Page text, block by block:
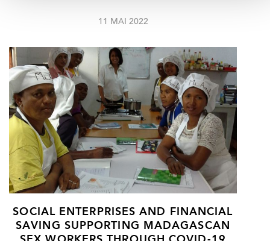
11 MAI 2022
SOCIAL ENTERPRISES AND FINANCIAL
SAVING SUPPORTING MADAGASCAN